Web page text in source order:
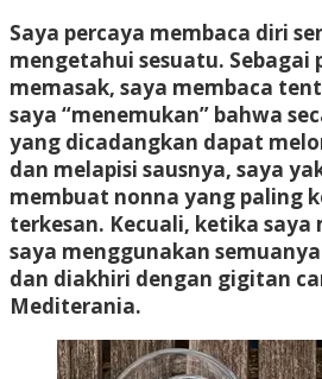
Saya percaya membaca diri
mengetahui sesuatu. Sebagai
memasak, saya membaca
saya “menemukan” bahwa
yang dicadangkan dapat
dan melapisi sausnya, saya
membuat nonna yang paling
terkesan. Kecuali, ketika saya
saya menggunakan semuanya
dan diakhiri dengan gigitan
Mediterania.